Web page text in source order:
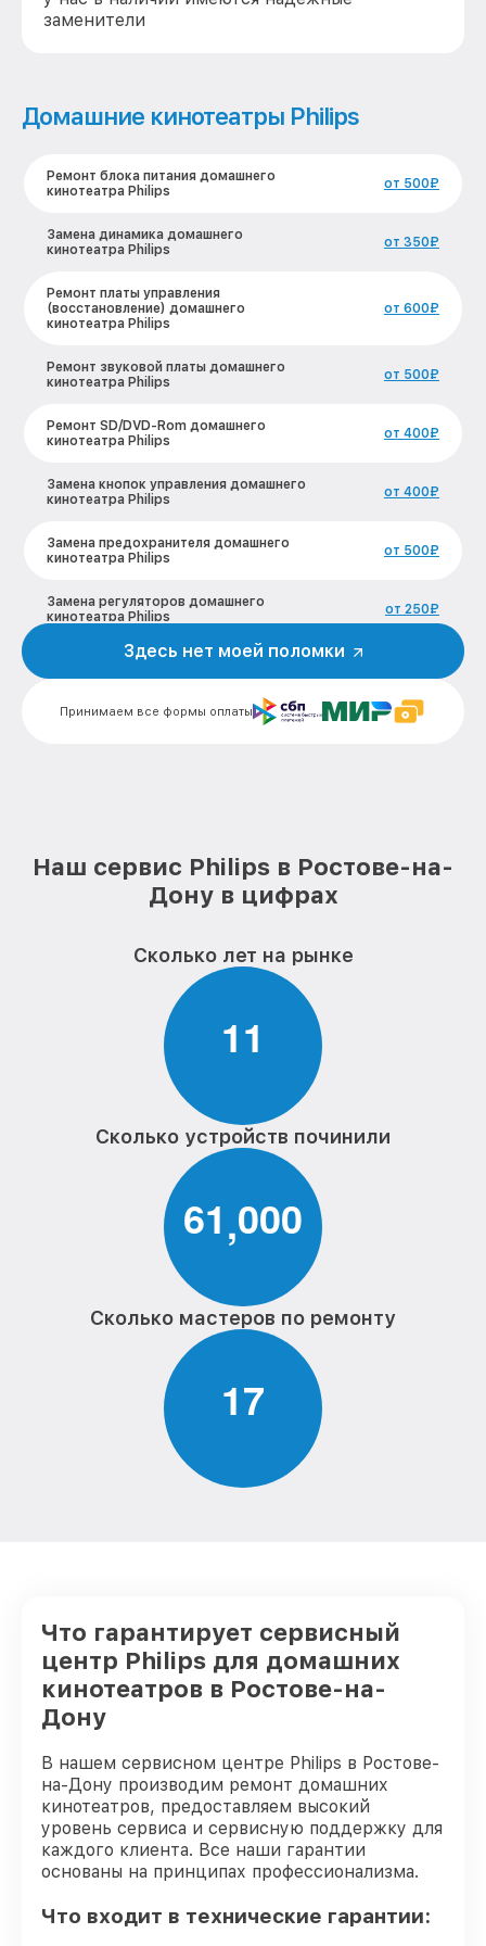
заменители
Домашние кинотеатры Philips
Ремонт блока питания домашнего
кинотеатра Philips
от 500₽
Замена динамика домашнего
кинотеатра Philips
от 350₽
Ремонт платы управления
(восстановление) домашнего
кинотеатра Philips
от 600₽
Ремонт звуковой платы домашнего
кинотеатра Philips
от 500₽
Ремонт SD/DVD-Rom домашнего
кинотеатра Philips
от 400₽
Замена кнопок управления домашнего
кинотеатра Philips
от 400₽
Замена предохранителя домашнего
кинотеатра Philips
от 500₽
Замена регуляторов домашнего
кинотеатра Philips
от 250₽
Ремонт Bluetooth-систем домашнего
кинотеатра Philips
Принимаем все формы оплаты
Здесь нет моей поломки
Наш сервис Philips в Ростове-на-
Дону в цифрах
Сколько лет на рынке
11
Сколько устройств починили
61,000
Сколько мастеров по ремонту
17
Что гарантирует сервисный
центр Philips для домашних
кинотеатров в Ростове-на-
Дону
В нашем сервисном центре Philips в Ростове-
на-Дону производим ремонт домашних
кинотеатров, предоставляем высокий
уровень сервиса и сервисную поддержку для
каждого клиента. Все наши гарантии
основаны на принципах профессионализма.
Что входит в технические гарантии: